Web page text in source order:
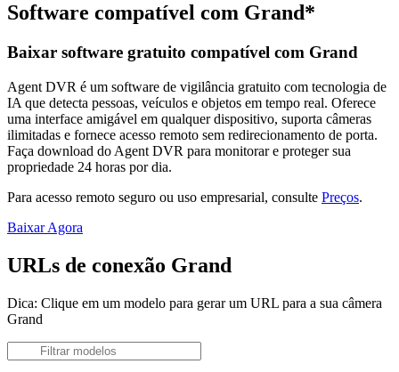
Software compatível com Grand*
Baixar software gratuito compatível com Grand
Agent DVR é um software de vigilância gratuito com tecnologia de
IA que detecta pessoas, veículos e objetos em tempo real. Oferece
uma interface amigável em qualquer dispositivo, suporta câmeras
ilimitadas e fornece acesso remoto sem redirecionamento de porta.
Faça download do Agent DVR para monitorar e proteger sua
propriedade 24 horas por dia.
Para acesso remoto seguro ou uso empresarial, consulte Preços.
Baixar Agora
URLs de conexão Grand
Dica: Clique em um modelo para gerar um URL para a sua câmera
Grand